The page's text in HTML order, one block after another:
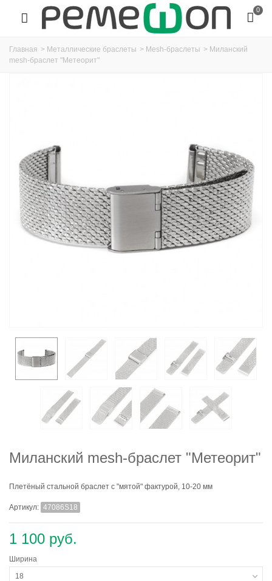
0
Главная > Металлические браслеты > Mesh-браслеты > Миланский
mesh-браслет "Метеорит"
Миланский mesh-браслет "Метеорит"
Плетёный стальной браслет с "мятой" фактурой, 10-20 мм
Артикул: 47086S18
1 100 руб.
Ширина
18